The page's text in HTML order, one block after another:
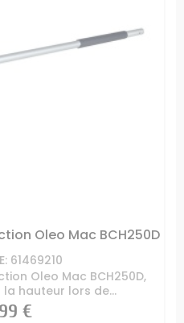
Oleo Mac BCH250D
61469210
Oleo Mac BCH250D,
hauteur lors de...
€